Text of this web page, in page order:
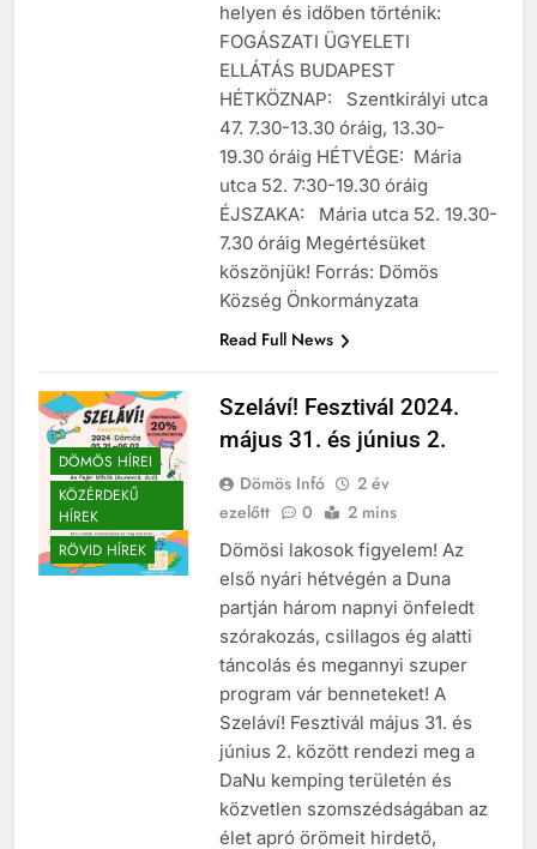
helyen és időben történik:
FOGÁSZATI ÜGYELETI
ELLÁTÁS BUDAPEST
HÉTKÖZNAP: Szentkirályi utca
47. 7.30-13.30 óráig, 13.30-
19.30 óráig HÉTVÉGE: Mária
utca 52. 7:30-19.30 óráig
ÉJSZAKA: Mária utca 52. 19.30-
7.30 óráig Megértésüket
köszönjük! Forrás: Dömös
Község Önkormányzata
Read Full News
DÖMÖS HÍREI
KÖZÉRDEKŰ
HÍREK
RÖVID HÍREK
Szeláví! Fesztivál 2024.
május 31. és június 2.
Dömös Infó
2 év
ezelőtt
0 2 mins
Dömösi lakosok figyelem! Az
első nyári hétvégén a Duna
partján három napnyi önfeledt
szórakozás, csillagos ég alatti
táncolás és megannyi szuper
program vár benneteket! A
Szeláví! Fesztivál május 31. és
június 2. között rendezi meg a
DaNu kemping területén és
közvetlen szomszédságában az
élet apró örömeit hirdető,